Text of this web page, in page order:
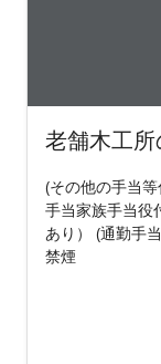
老舗木工
(その他の手当
手当家族手当役
あり） (通勤手
禁煙